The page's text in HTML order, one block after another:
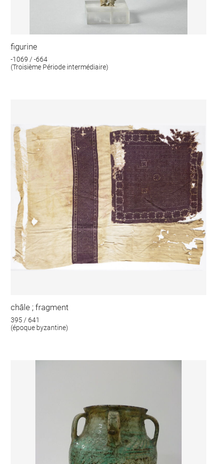
figurine
-1069 / -664
(Troisième Période intermédiaire)
châle ; fragment
395 / 641
(époque byzantine)